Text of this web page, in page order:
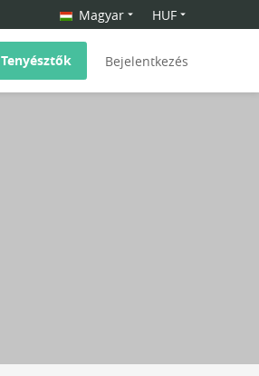
Magyar HUF
Tenyésztők Bejelentkezés